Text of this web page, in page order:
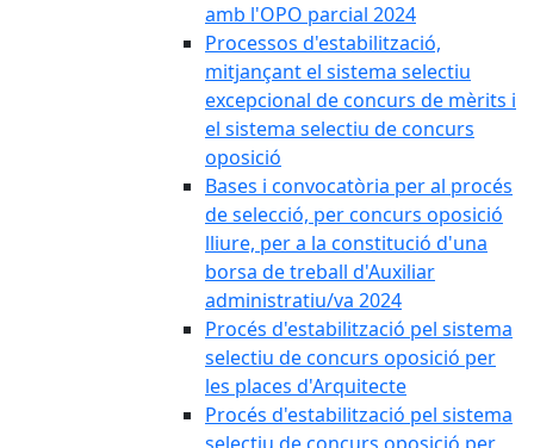
amb l'OPO parcial 2024
Processos d'estabilització,
mitjançant el sistema selectiu
excepcional de concurs de mèrits i
el sistema selectiu de concurs
oposició
Bases i convocatòria per al procés
de selecció, per concurs oposició
lliure, per a la constitució d'una
borsa de treball d'Auxiliar
administratiu/va 2024
Procés d'estabilització pel sistema
selectiu de concurs oposició per
les places d'Arquitecte
Procés d'estabilització pel sistema